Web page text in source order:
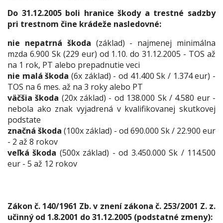
Do 31.12.2005 boli hranice škody a trestné sadzby
pri trestnom čine krádeže nasledovné:
nie nepatrná škoda (základ) - najmenej minimálna
mzda 6.900 Sk (229 eur) od 1.10. do 31.12.2005 - TOS až
na 1 rok, PT alebo prepadnutie veci
nie malá škoda (6x základ) - od 41.400 Sk / 1.374 eur) -
TOS na 6 mes. až na 3 roky alebo PT
väčšia škoda (20x základ) - od 138.000 Sk / 4.580 eur -
nebola ako znak vyjadrená v kvalifikovanej skutkovej
podstate
značná škoda (100x základ) - od 690.000 Sk / 22.900 eur
- 2 až 8 rokov
veľká škoda (500x základ) - od 3.450.000 Sk / 114.500
eur - 5 až 12 rokov
Zákon č. 140/1961 Zb. v znení zákona č. 253/2001 Z. z.
učinný od 1.8.2001 do 31.12.2005 (podstatné zmeny):